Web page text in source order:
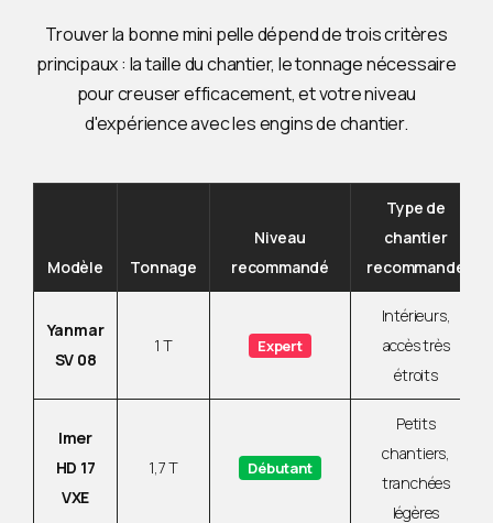
Trouver la bonne mini pelle dépend de trois critères
principaux : la taille du chantier, le tonnage nécessaire
pour creuser efficacement, et votre niveau
d'expérience avec les engins de chantier.
Modèle Tonnage
Niveau
recommandé
Type de
chantier
recommandé
Yanmar
SV 08
1 T Expert
Intérieurs,
accès très
étroits
Imer
HD 17
VXE
1,7 T Débutant
Petits
chantiers,
tranchées
légères